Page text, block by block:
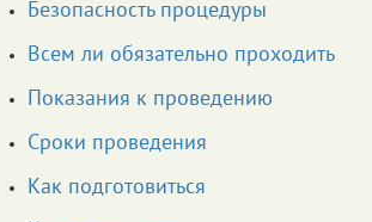
Безопасность процедуры
Всем ли обязательно проходить
Показания к проведению
Сроки проведения
Как подготовиться